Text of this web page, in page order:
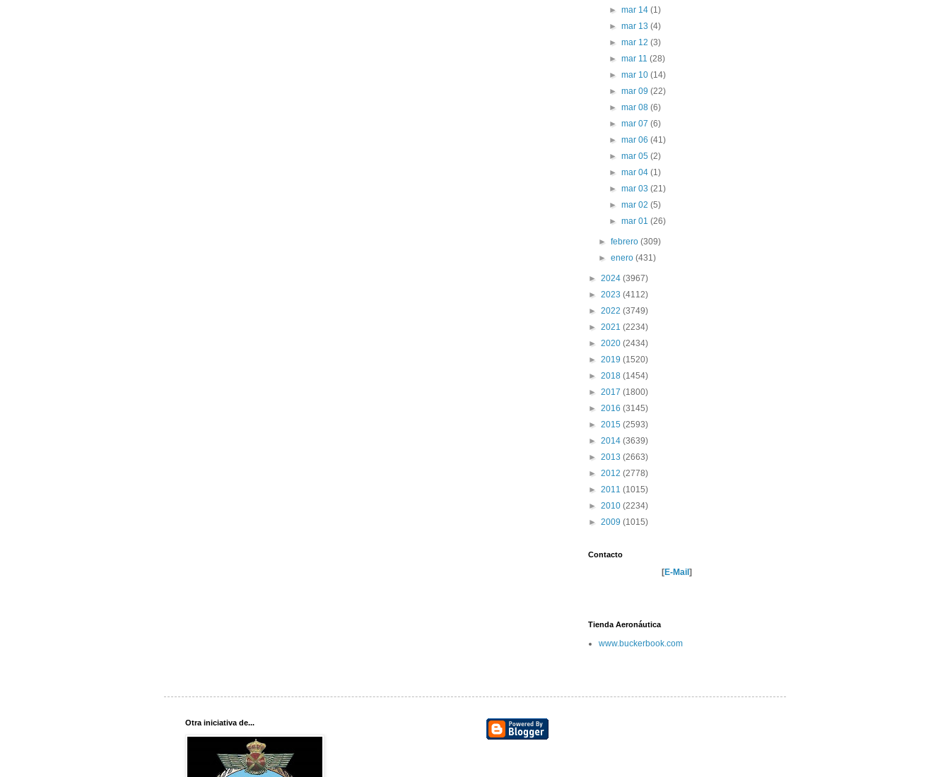
► mar 14 (1)
► mar 13 (4)
► mar 12 (3)
► mar 11 (28)
► mar 10 (14)
► mar 09 (22)
► mar 08 (6)
► mar 07 (6)
► mar 06 (41)
► mar 05 (2)
► mar 04 (1)
► mar 03 (21)
► mar 02 (5)
► mar 01 (26)
►febrero(309)
►enero(431)
► 2024 (3967)
► 2023 (4112)
► 2022 (3749)
► 2021 (2234)
► 2020 (2434)
► 2019 (1520)
► 2018 (1454)
► 2017 (1800)
► 2016 (3145)
► 2015 (2593)
► 2014 (3639)
► 2013 (2663)
► 2012 (2778)
► 2011 (1015)
► 2010 (2234)
► 2009 (1015)
Contacto
[E-Mail ]
Tienda Aeronáutica
www.buckerbook.com
Otra iniciativa de...